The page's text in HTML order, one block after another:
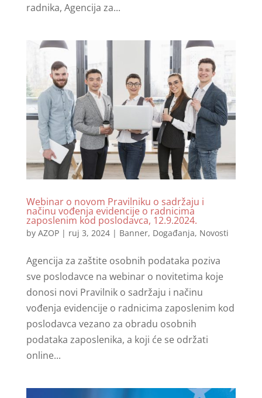
radnika, Agencija za...
Webinar o novom Pravilniku o sadržaju i
načinu vođenja evidencije o radnicima
zaposlenim kod poslodavca, 12.9.2024.
by AZOP| ruj 3, 2024| Banner, Događanja, Novosti
Agencija za zaštite osobnih podataka poziva
sve poslodavce na webinar o novitetima koje
donosi novi Pravilnik o sadržaju i načinu
vođenja evidencije o radnicima zaposlenim kod
poslodavca vezano za obradu osobnih
podataka zaposlenika, a koji će se održati
online...